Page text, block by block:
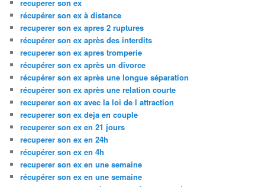
recuperer son ex
récupérer son ex à distance
recuperer son ex apres 2 ruptures
récupérer son ex après des interdits
recuperer son ex apres tromperie
récupérer son ex après un divorce
récupérer son ex après une longue séparation
récupérer son ex après une relation courte
recuperer son ex avec la loi de l attraction
recuperer son ex deja en couple
recuperer son ex en 21 jours
recuperer son ex en 24h
récupérer son ex en 4h
recuperer son ex en une semaine
récupérer son ex en une semaine